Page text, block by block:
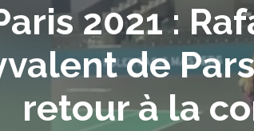
2021 :
de
retour à la